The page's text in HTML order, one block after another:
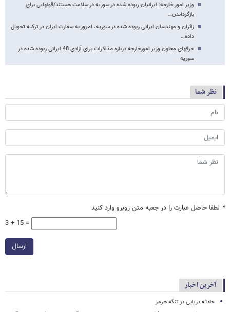
وزیر امور خارجه: ایرانیان ربوده شده در سوریه در سلامت هستند/قول​هایی برای
بازگرداندن…
زائران و مهندسان ایرانی ربوده شده در سوریه، امروز به سفارت ایران در ترکیه تحویل
داده…
حرفهای معاون وزیر امورخارجه درباره مذاکرات برای آزادی 48 ایرانی ربوده شده در
سوریه
نظر شما
* لطفا حاصل عبارت را در جعبه متن روبرو وارد کنید
3 + 15 =
ارسال
آخرین اخبار
حادثه دریایی در تنگه هرمز